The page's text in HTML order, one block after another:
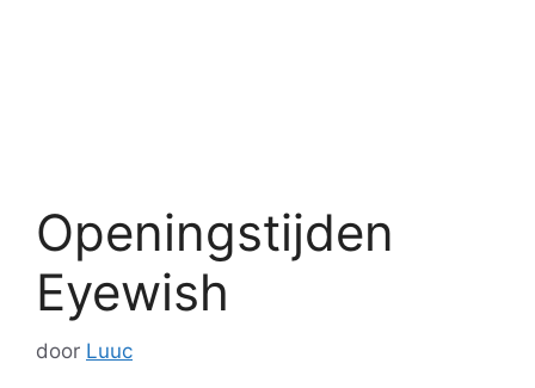
Openingstijden
Eyewish
door Luuc